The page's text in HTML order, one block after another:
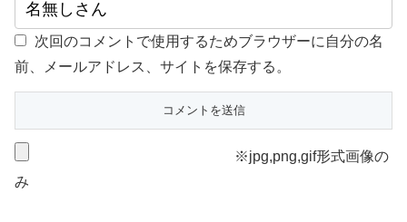
次回のコメントで使用するためブラウザーに自分の名
前、メールアドレス、サイトを保存する。
※jpg,png,gif形式画像の
み